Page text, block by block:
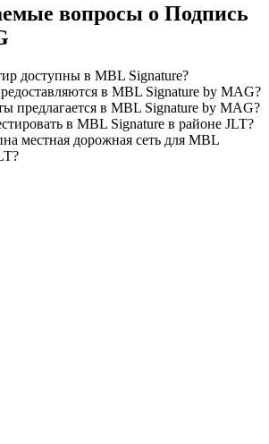
вопросы о Подпись
доступны в MBL Signature?
в MBL Signature by MAG?
предлагается в MBL Signature by MAG?
в MBL Signature в районе JLT?
местная дорожная сеть для MBL